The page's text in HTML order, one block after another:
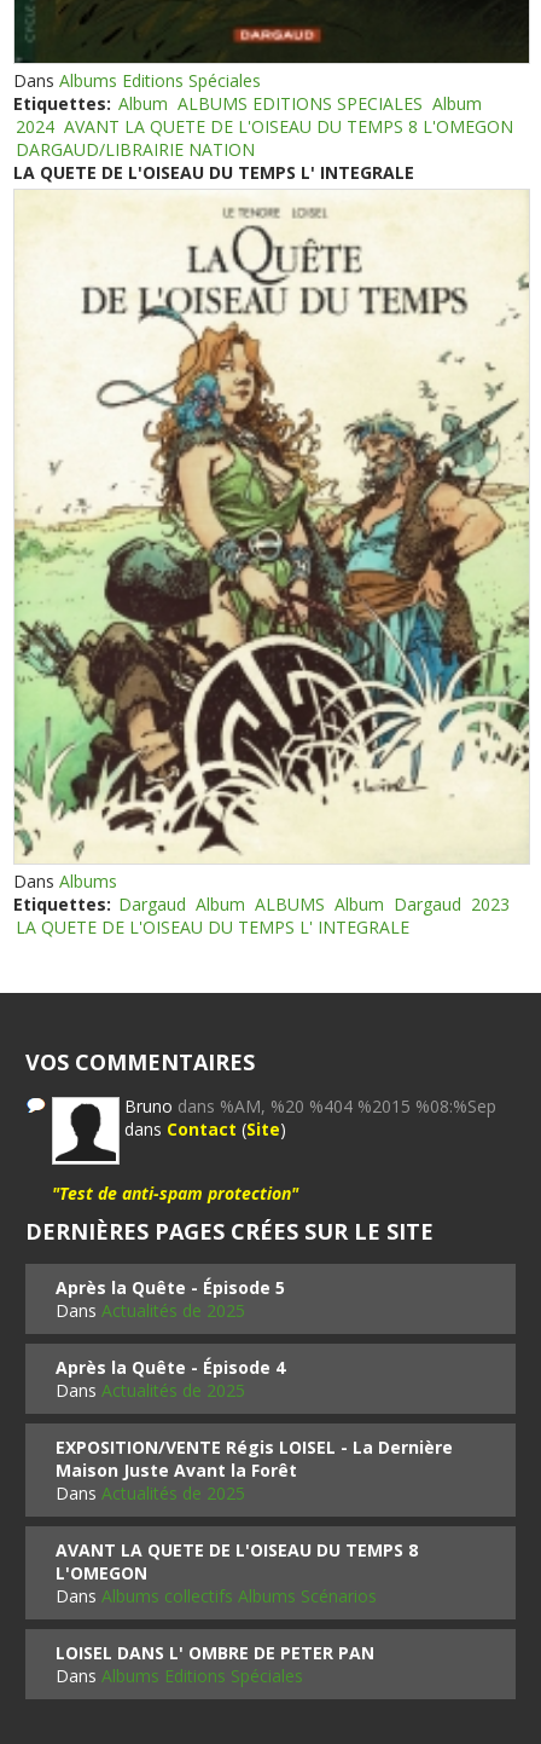
DansAlbums Editions Spéciales
Etiquettes: Album ALBUMS EDITIONS SPECIALES Album
2024 AVANT LA QUETE DE L'OISEAU DU TEMPS 8 L'OMEGON
DARGAUD/LIBRAIRIE NATION
LA QUETE DE L'OISEAU DU TEMPS L' INTEGRALE
DansAlbums
Etiquettes: Dargaud Album ALBUMS Album Dargaud 2023
LA QUETE DE L'OISEAU DU TEMPS L' INTEGRALE
VOS COMMENTAIRES
Bruno dans %AM, %20 %404 %2015 %08:%Sep
dans Contact (Site)
"Test de anti-spam protection"
DERNIÈRES PAGES CRÉES SUR LE SITE
Après la Quête - Épisode 5
DansActualités de 2025
Après la Quête - Épisode 4
DansActualités de 2025
EXPOSITION/VENTE Régis LOISEL - La Dernière
Maison Juste Avant la Forêt
DansActualités de 2025
AVANT LA QUETE DE L'OISEAU DU TEMPS 8
L'OMEGON
DansAlbums collectifs Albums Scénarios
LOISEL DANS L' OMBRE DE PETER PAN
DansAlbums Editions Spéciales